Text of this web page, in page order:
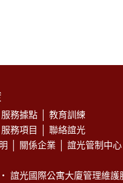
服務據點
教育訓練
服務項目
聯絡誼光
關係企業 誼光管制中心
誼光國際公寓大廈管理維護